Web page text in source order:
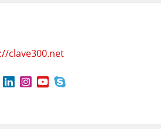
clave300.net